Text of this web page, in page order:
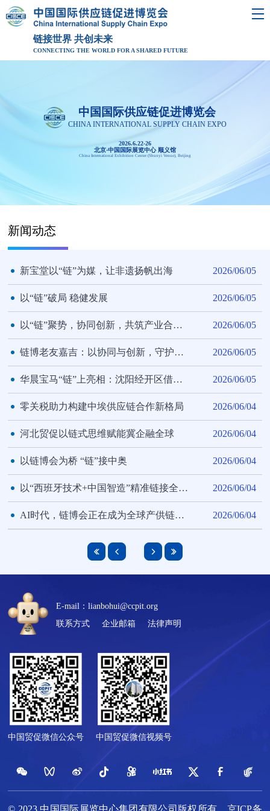
链接世界 共创未来
CONNECTING THE WORLD FOR A SHARED FUTURE
中国国际供应链促进博览会
CHINA INTERNATIONAL SUPPLY CHAIN EXPO
2026.6.22-26
北京·中国国际展览中心 顺义馆
China International Exhibition Center (Shunyi Venue), Beijing
新闻动态
新宝堂以“链”为媒，让非遗扬帆出海 2026/06/05
以“链”破局 稳健发展 2026/06/05
以“链”聚势，协同创新，共筑产业合作新生态 2026/06/05
链博老友嘉吉：以协同与创新，守护从农场到餐桌 2026/06/05
华晨宝马“链”上亮相：沈阳经开区借链博会展示汽车产业集群优势 2026/06/05
零关税助力构建中埃供应链合作新格局 2026/06/04
河北贸促以链式思维赋能冀企融全球 2026/06/04
以链博会为桥 “链”接中奥 2026/06/04
以“西班牙技术+中国智造”精准链接全球产业链 2026/06/04
AI时代，链博会正在成为全球产供链协同共赢“强劲增量” 2026/06/04
E-mail：lianbohui@ccpit.org
联系方式
企业邮箱 法律声明
中国贸促微信公众号 中国贸促微信视频号
© 2023 中国国际展览中心集团有限公司版权所有 京ICP备